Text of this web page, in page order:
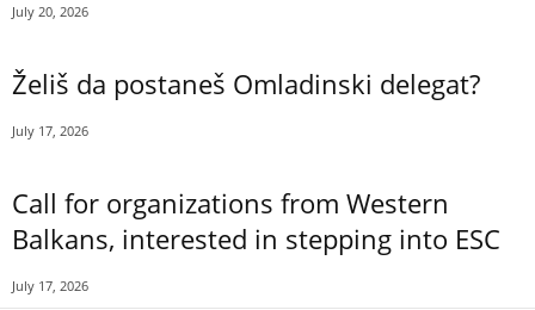
July 20, 2026
Želiš da postaneš Omladinski delegat?
July 17, 2026
Call for organizations from Western
Balkans, interested in stepping into ESC
July 17, 2026